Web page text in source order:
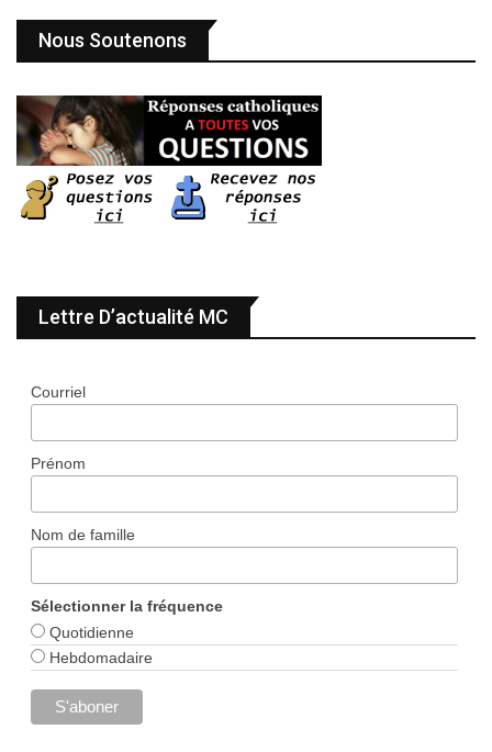
Nous Soutenons
Lettre D’actualité MC
Courriel
Prénom
Nom de famille
Sélectionner la fréquence
Quotidienne
Hebdomadaire